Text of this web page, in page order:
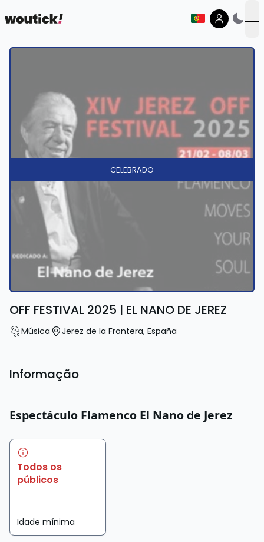
CELEBRADO
OFF FESTIVAL 2025 | EL NANO DE JEREZ
Música Jerez de la Frontera, España
Informação
Espectáculo Flamenco El Nano de Jerez
Todos os
públicos
Idade mínima